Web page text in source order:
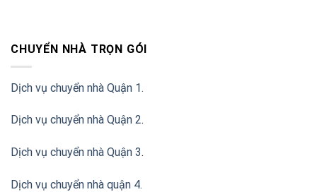
CHUYỂN NHÀ TRỌN GÓI
Dịch vụ chuyển nhà Quận 1.
Dịch vụ chuyển nhà Quận 2.
Dịch vụ chuyển nhà Quận 3.
Dịch vụ chuyển nhà quận 4.